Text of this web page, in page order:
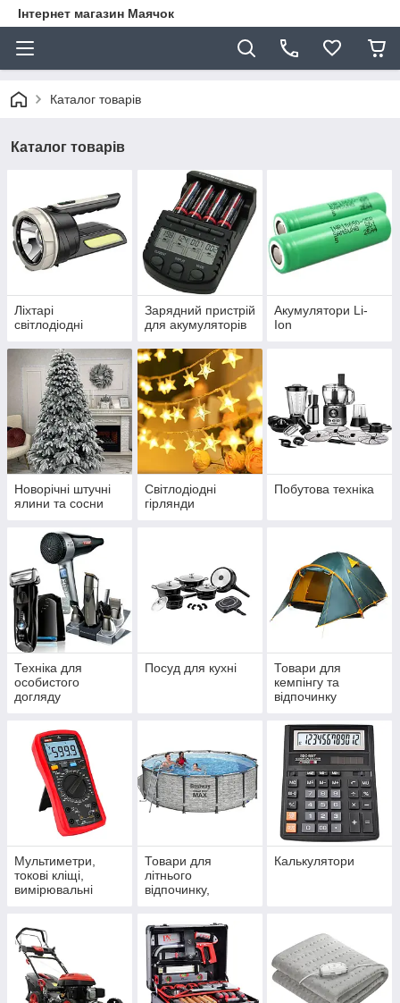
Інтернет магазин Маячок
Каталог товарів
Каталог товарів
Ліхтарі
світлодіодні
Зарядний пристрій
для акумуляторів
Акумулятори Li-
Ion
Новорічні штучні
ялини та сосни
Світлодіодні
гірлянди
Побутова техніка
Техніка для
особистого
догляду
Посуд для кухні
Товари для
кемпінгу та
відпочинку
Мультиметри,
токові кліщі,
вимірювальні
обладнення
Товари для
літнього
відпочинку,
запчастини та
інше
Калькулятори